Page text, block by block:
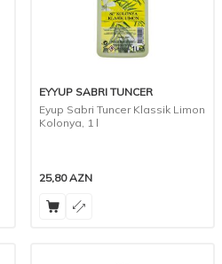
EYYUP SABRI TUNCER
Eyup Sabri Tuncer Klassik Limon
Kolonya, 1 l
25,80AZN